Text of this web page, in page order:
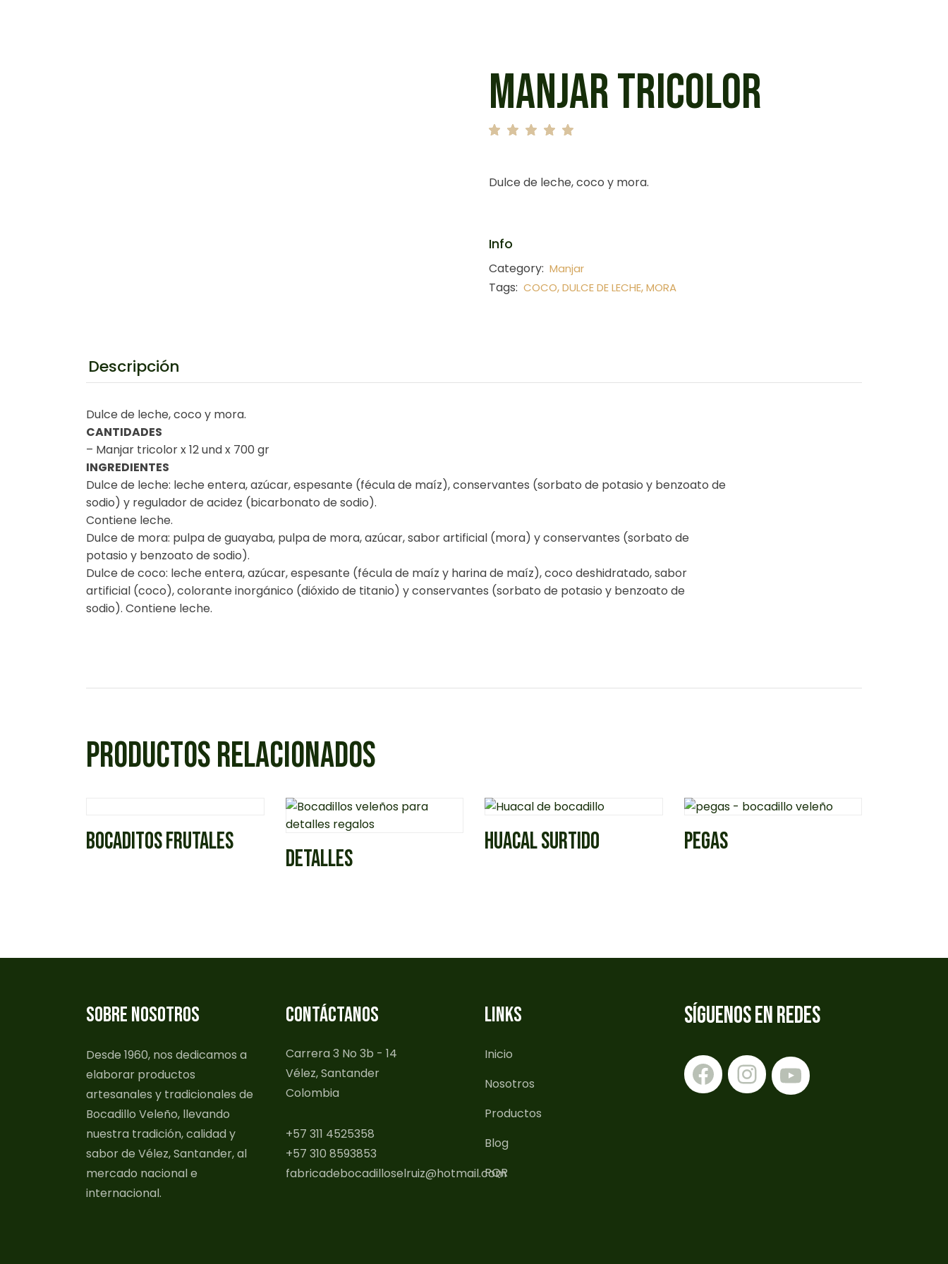
MANJAR TRICOLOR
Dulce de leche, coco y mora.
Info
Category: Manjar
Tags: COCO,DULCE DE LECHE,MORA
Descripción
Dulce de leche, coco y mora.
CANTIDADES
– Manjar tricolor x 12 und x 700 gr
INGREDIENTES
Dulce de leche: leche entera, azúcar, espesante (fécula de maíz), conservantes (sorbato de potasio y benzoato de
sodio) y regulador de acidez (bicarbonato de sodio).
Contiene leche.
Dulce de mora: pulpa de guayaba, pulpa de mora, azúcar, sabor artificial (mora) y conservantes (sorbato de
potasio y benzoato de sodio).
Dulce de coco: leche entera, azúcar, espesante (fécula de maíz y harina de maíz), coco deshidratado, sabor
artificial (coco), colorante inorgánico (dióxido de titanio) y conservantes (sorbato de potasio y benzoato de
sodio). Contiene leche.
PRODUCTOS RELACIONADOS
BOCADITOS FRUTALES
DETALLES
HUACAL SURTIDO PEGAS
SOBRE NOSOTROS
Desde 1960, nos dedicamos a
elaborar productos
artesanales y tradicionales de
Bocadillo Veleño, llevando
nuestra tradición, calidad y
sabor de Vélez, Santander, al
mercado nacional e
internacional.
CONTÁCTANOS
Carrera 3 No 3b - 14
Vélez, Santander
Colombia
+57 311 4525358
+57 310 8593853
fabricadebocadilloselruiz@hotmail.com
LINKS
Inicio
Nosotros
Productos
Blog
PQR
SÍGUENOS EN REDES
Facebook
Instagram
YouTube